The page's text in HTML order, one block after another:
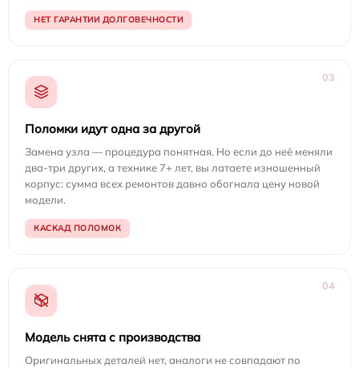
НЕТ ГАРАНТИИ ДОЛГОВЕЧНОСТИ
03
Поломки идут одна за другой
Замена узла — процедура понятная. Но если до неё меняли
два-три других, а технике 7+ лет, вы латаете изношенный
корпус: сумма всех ремонтов давно обогнала цену новой
модели.
КАСКАД ПОЛОМОК
04
Модель снята с производства
Оригинальных деталей нет, аналоги не совпадают по